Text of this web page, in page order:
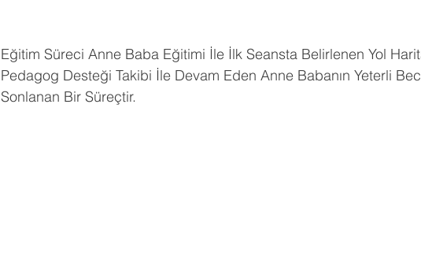
Eğitim Süreci Anne Baba Eğitimi İle İlk Seansta Belirlenen Yol
Pedagog Desteği Takibi İle Devam Eden Anne Babanın Yeterli
Sonlanan Bir Süreçtir.